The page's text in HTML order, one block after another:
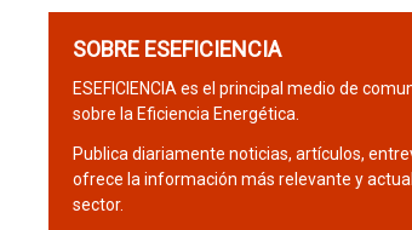
SOBRE ESEFICIENCIA
ESEFICIENCIA es el principal medio de
sobre la Eficiencia Energética.
Publica diariamente noticias, artículos,
ofrece la información más relevante y
sector.